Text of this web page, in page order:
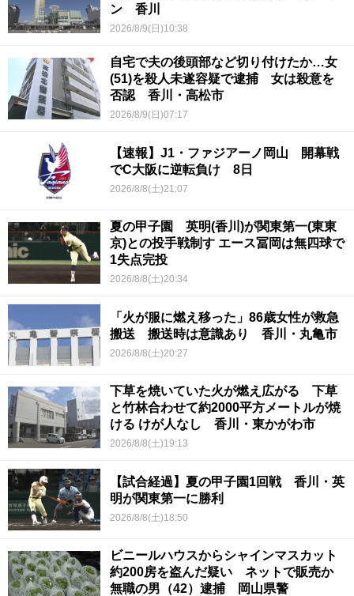
ン 香川
2026/8/9(日)10:38
自宅で夫の後頭部など切り付けたか…女
(51)を殺人未遂容疑で逮捕 女は殺意を
否認 香川・高松市
2026/8/9(日)07:17
【速報】J1・ファジアーノ岡山 開幕戦
でC大阪に逆転負け 8日
2026/8/8(土)21:07
夏の甲子園 英明(香川)が関東第一(東東
京)との投手戦制す エース冨岡は無四球で
1失点完投
2026/8/8(土)20:34
「火が服に燃え移った」86歳女性が救急
搬送 搬送時は意識あり 香川・丸亀市
2026/8/8(土)20:27
下草を焼いていた火が燃え広がる 下草
と竹林合わせて約2000平方メートルが焼
ける けが人なし 香川・東かがわ市
2026/8/8(土)19:13
【試合経過】夏の甲子園1回戦 香川・英
明が関東第一に勝利
2026/8/8(土)18:50
ビニールハウスからシャインマスカット
約200房を盗んだ疑い ネットで販売か
無職の男（42）逮捕 岡山県警